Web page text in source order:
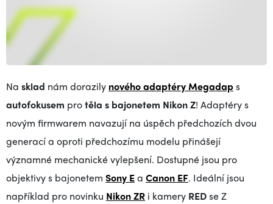
Na sklad nám dorazily nového adaptéry Megadaps
autofokusem protěla s bajonetem Nikon Z! Adaptéry s
novým firmwarem navazují na úspěch předchozích dvou
generací a oproti předchozímu modelu přinášejí
významné mechanické vylepšení. Dostupné jsou pro
objektivy s bajonetem Sony Ea Canon EF. Ideální jsou
například pro novinku Nikon ZR i kamery REDse Z